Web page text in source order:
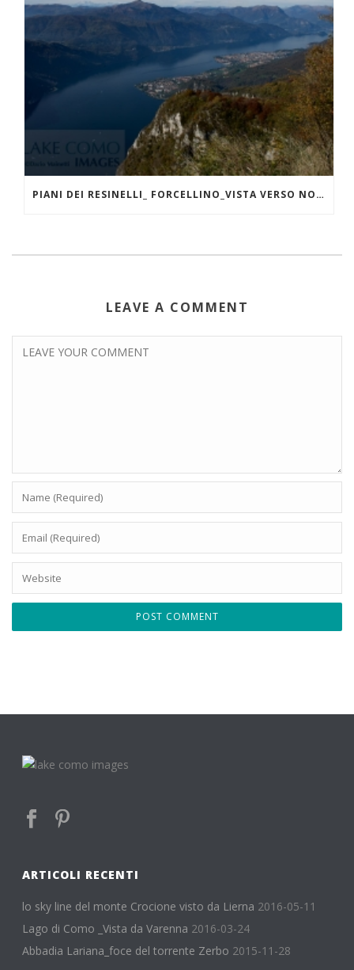
PIANI DEI RESINELLI_ FORCELLINO_VISTA VERSO NORD
LEAVE A COMMENT
ARTICOLI RECENTI
lo sky line del monte Crocione visto da Lierna 2016-05-11
Lago di Como _Vista da Varenna 2016-03-24
Abbadia Lariana_foce del torrente Zerbo 2015-11-28